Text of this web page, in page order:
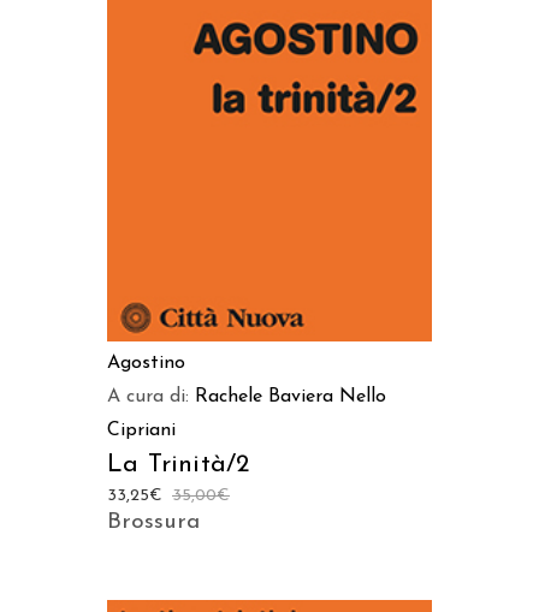
AGGIUNGI AL CARRELLO
Agostino
A cura di: Rachele Baviera Nello
Cipriani
La Trinità/2
35,00€
33,25€
Brossura